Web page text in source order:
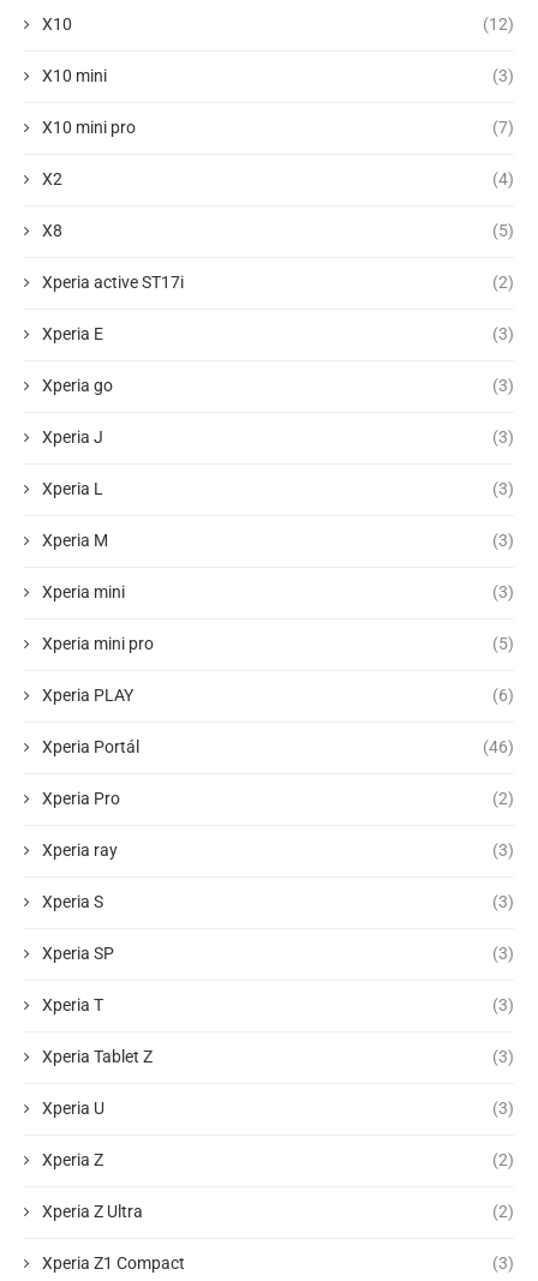
X10 (12)
X10 mini (3)
X10 mini pro (7)
X2 (4)
X8 (5)
Xperia active ST17i (2)
Xperia E (3)
Xperia go (3)
Xperia J (3)
Xperia L (3)
Xperia M (3)
Xperia mini (3)
Xperia mini pro (5)
Xperia PLAY (6)
Xperia Portál (46)
Xperia Pro (2)
Xperia ray (3)
Xperia S (3)
Xperia SP (3)
Xperia T (3)
Xperia Tablet Z (3)
Xperia U (3)
Xperia Z (2)
Xperia Z Ultra (2)
Xperia Z1 Compact (3)